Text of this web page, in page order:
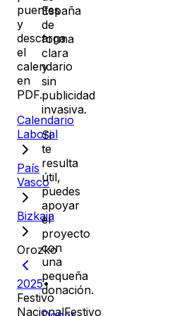
puentes
y
descarga
el
calendario
en
PDF.
Calendario
Laboral
País
Vasco
Bizkaia
Orozko
2025•
Festivo
NacionalFestivo
España
de
forma
clara
y
sin
publicidad
invasiva.
Si
te
resulta
útil,
puedes
apoyar
el
proyecto
con
una
pequeña
donación.